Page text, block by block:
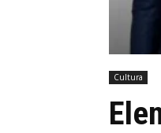
Cultura